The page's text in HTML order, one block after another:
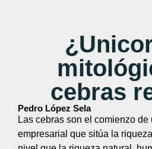
cebras
Pedro López Sela
Las cebras son el comienzo
empresarial que sitúa la